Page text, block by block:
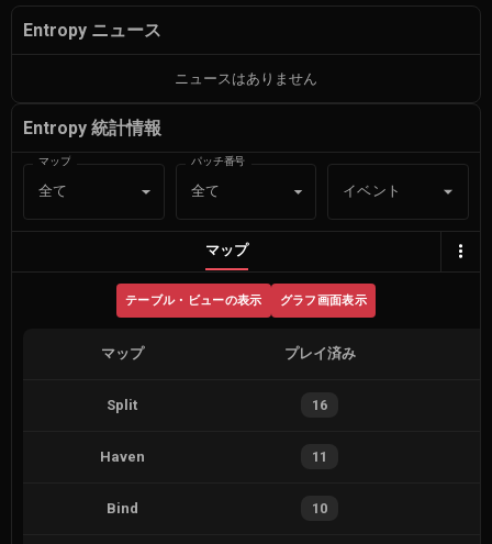
Entropy ニュース
ニュースはありません
Entropy 統計情報
マップ
全て
パッチ番号
全て イベント
マップ
テーブル・ビューの表示 グラフ画面表示
マップ プレイ済み
Split 16
Haven 11
Bind 10